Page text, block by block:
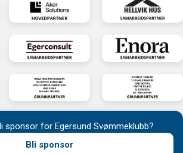
sponsor for Egersund Svømmeklubb?
Bli sponsor